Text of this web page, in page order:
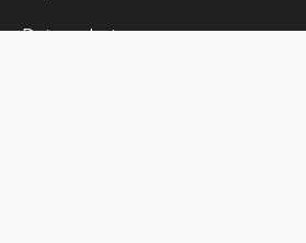
Datenschutz